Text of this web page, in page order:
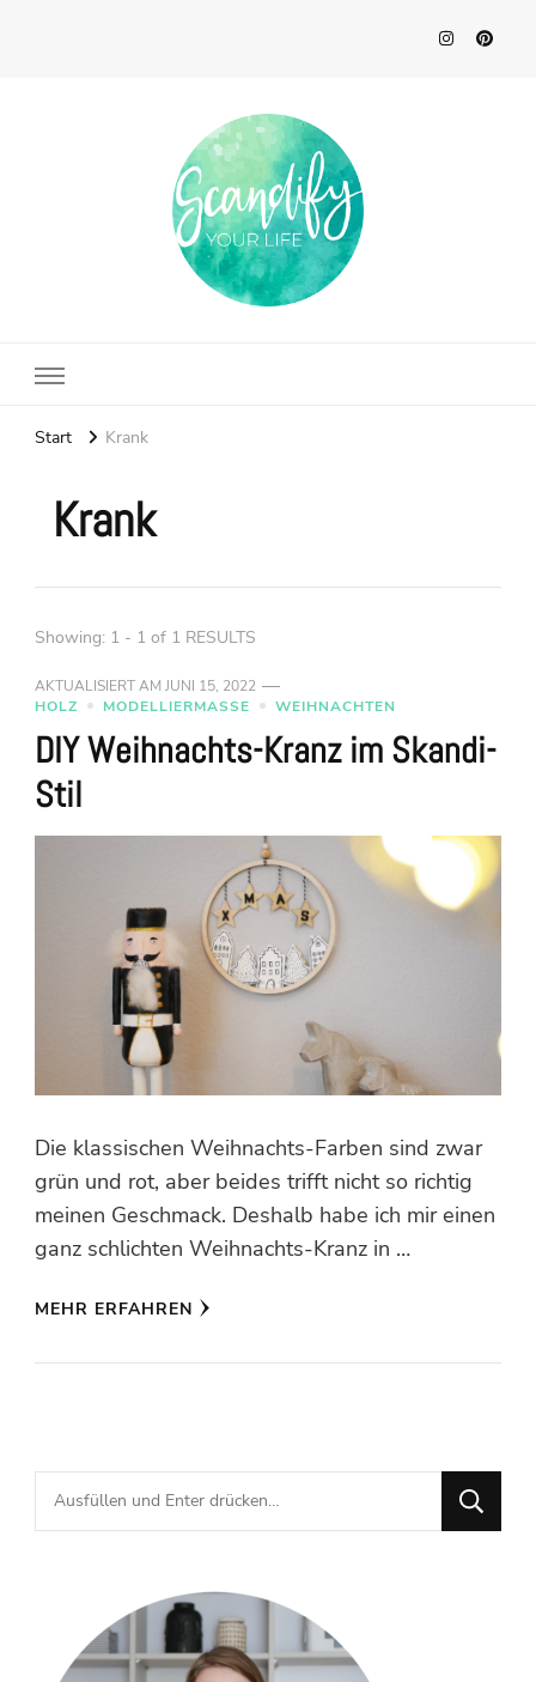
Start Krank
Krank
Showing: 1 - 1 of 1 RESULTS
AKTUALISIERT AM JUNI 15, 2022
HOLZ
MODELLIERMASSE WEIHNACHTEN
DIY Weihnachts-Kranz im Skandi-
Stil
Die klassischen Weihnachts-Farben sind zwar
grün und rot, aber beides trifft nicht so richtig
meinen Geschmack. Deshalb habe ich mir einen
ganz schlichten Weihnachts-Kranz in …
MEHR ERFAHREN
Suchst
du